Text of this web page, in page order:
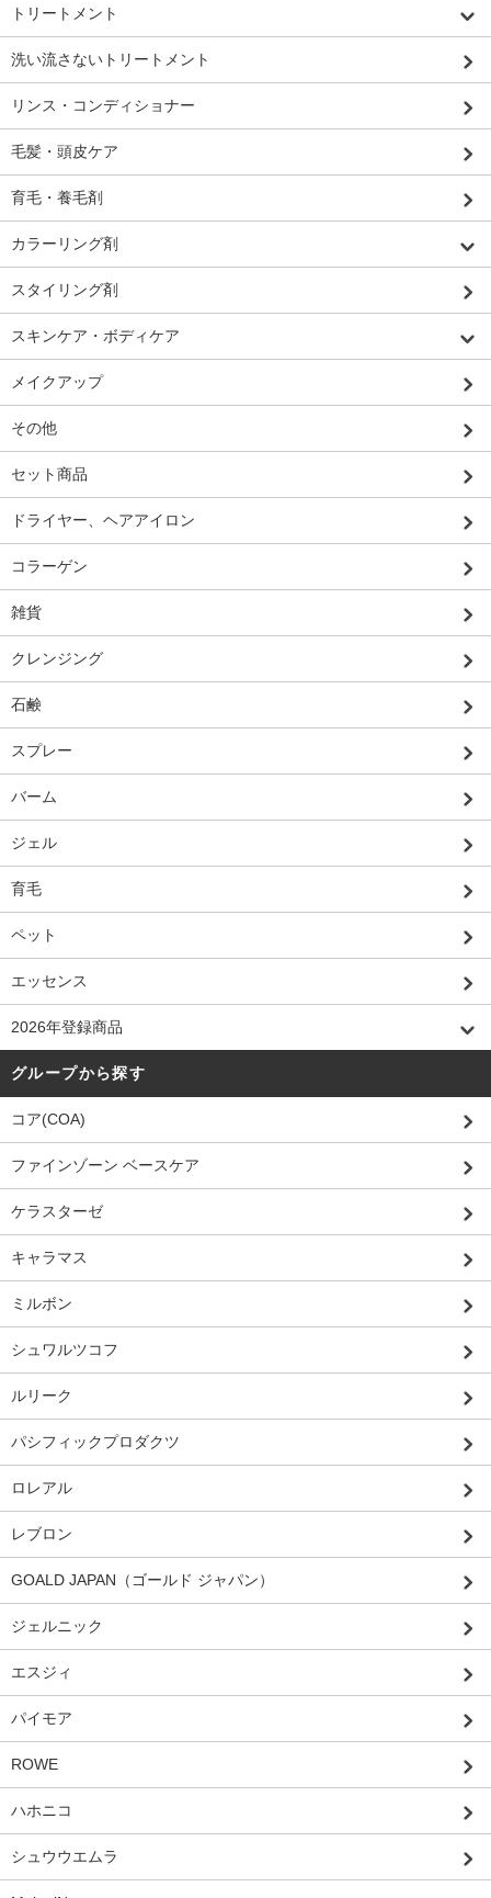
トリートメント
洗い流さないトリートメント
リンス・コンディショナー
毛髪・頭皮ケア
育毛・養毛剤
カラーリング剤
スタイリング剤
スキンケア・ボディケア
メイクアップ
その他
セット商品
ドライヤー、ヘアアイロン
コラーゲン
雑貨
クレンジング
石鹸
スプレー
バーム
ジェル
育毛
ペット
エッセンス
2026年登録商品
グループから探す
コア(COA)
ファインゾーン ベースケア
ケラスターゼ
キャラマス
ミルボン
シュワルツコフ
ルリーク
パシフィックプロダクツ
ロレアル
レブロン
GOALD JAPAN（ゴールド ジャパン）
ジェルニック
エスジィ
パイモア
ROWE
ハホニコ
シュウウエムラ